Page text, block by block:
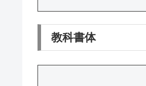
教科書体